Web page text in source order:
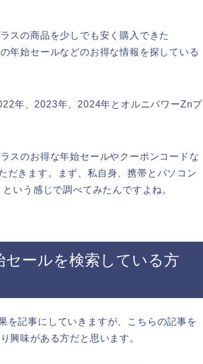
スの商品を少しでも安く購入できた
年始セールなどのお得な情報を探している
年、2023年、2024年とオルニパワーZnプ
スのお得な年始セールやクーポンコードな
だきます。まず、私自身、携帯とパソコン
いう感じで調べてみたんですよね。
ールを検索している方
を記事にしていきますが、こちらの記事を
興味がある方だと思います。